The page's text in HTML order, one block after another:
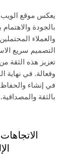
يعكس موقع الويب
بالجودة والاهتمام
والعملاء
التصميم سريع
تعزيز هذه الثقة
وفعالة. في نهاية
في إنشاء والحفاظ
بالثقة والمصداقية.